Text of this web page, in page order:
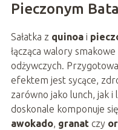
Pieczonym
Sałatka z quinoai
łącząca walory
odżywczych.
efektem jest sycące,
zarówno jako lunch, jak i
doskonale komponuje
awokado, granatczy